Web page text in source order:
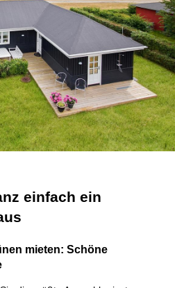
einfach ein
mieten: Schöne